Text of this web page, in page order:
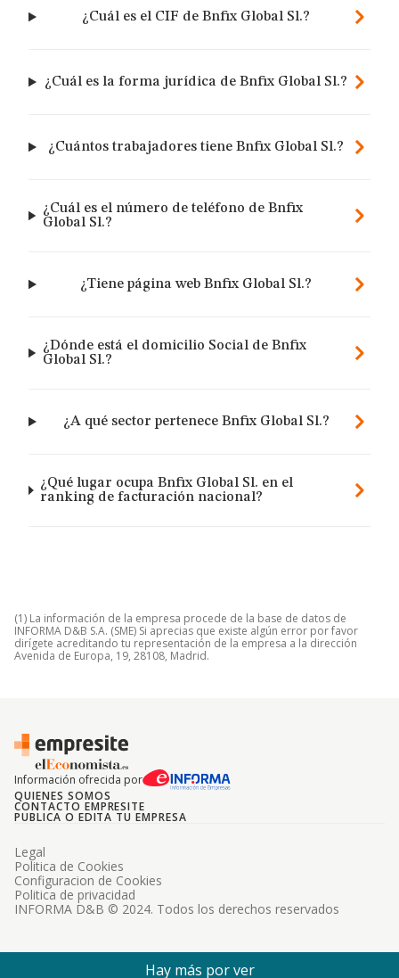
¿Cuál es el CIF de Bnfix Global Sl.?
¿Cuál es la forma jurídica de Bnfix Global Sl.?
¿Cuántos trabajadores tiene Bnfix Global Sl.?
¿Cuál es el número de teléfono de Bnfix
Global Sl.?
¿Tiene página web Bnfix Global Sl.?
¿Dónde está el domicilio Social de Bnfix
Global Sl.?
¿A qué sector pertenece Bnfix Global Sl.?
¿Qué lugar ocupa Bnfix Global Sl. en el
ranking de facturación nacional?
(1) La información de la empresa procede de la base de datos de
INFORMA D&B S.A. (SME) Si aprecias que existe algún error por favor
dirígete acreditando tu representación de la empresa a la dirección
Avenida de Europa, 19, 28108, Madrid.
Información ofrecida por
QUIENES SOMOS
CONTACTO EMPRESITE
PUBLICA O EDITA TU EMPRESA
INFORMA D&B © 2024. Todos los derechos reservados
Legal
Politica de Cookies
Configuracion de Cookies
Politica de privacidad
Hay más por ver